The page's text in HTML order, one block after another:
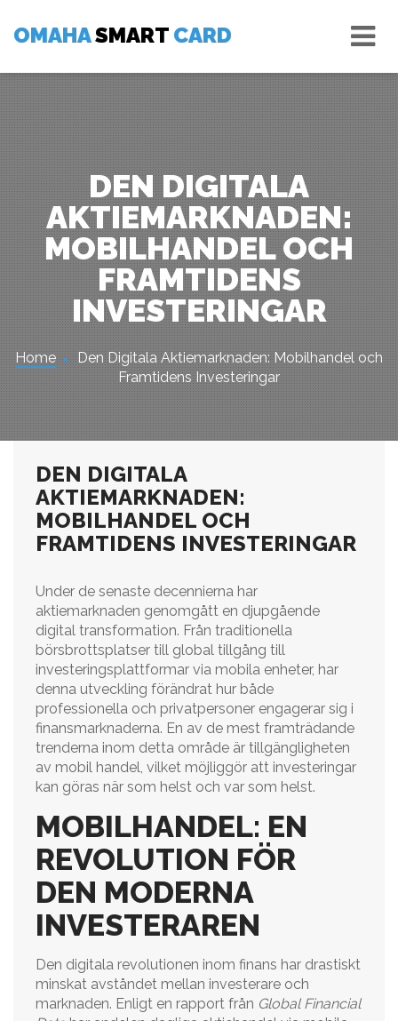
content
OMAHASMART CARD
DEN DIGITALA
AKTIEMARKNADEN:
MOBILHANDEL OCH
FRAMTIDENS
INVESTERINGAR
Home
Den Digitala Aktiemarknaden: Mobilhandel och
Framtidens Investeringar
DEN DIGITALA
AKTIEMARKNADEN:
MOBILHANDEL OCH
FRAMTIDENS INVESTERINGAR
Under de senaste decennierna har
aktiemarknaden genomgått en djupgående
digital transformation. Från traditionella
börsbrottsplatser till global tillgång till
investeringsplattformar via mobila enheter, har
denna utveckling förändrat hur både
professionella och privatpersoner engagerar sig i
finansmarknaderna. En av de mest framträdande
trenderna inom detta område är tillgängligheten
av mobil handel, vilket möjliggör att investeringar
kan göras när som helst och var som helst.
MOBILHANDEL: EN
REVOLUTION FÖR
DEN MODERNA
INVESTERAREN
Den digitala revolutionen inom finans har drastiskt
minskat avståndet mellan investerare och
marknaden. Enligt en rapport från Global Financial